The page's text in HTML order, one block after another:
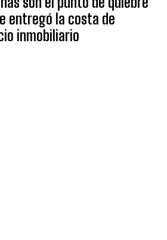
entregó la costa de
inmobiliario